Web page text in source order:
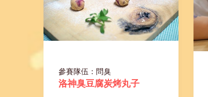
參賽隊伍：問臭
洛神臭豆腐炭烤丸子